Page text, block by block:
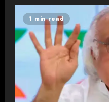
1 min read